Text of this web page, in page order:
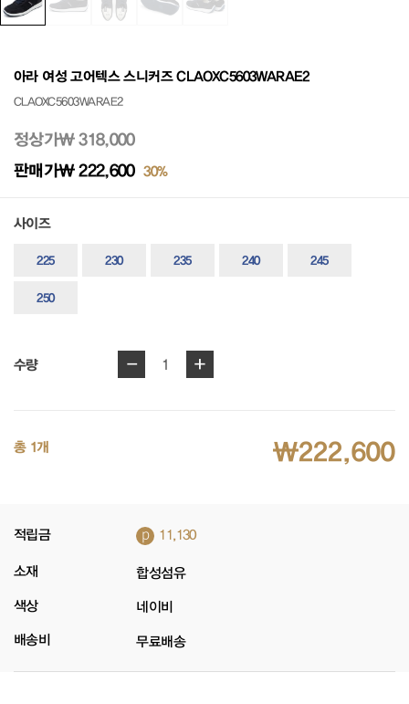
아라 여성 고어텍스 스니커즈 CLAOXC5603WARAE2
CLAOXC5603WARAE2
정상가₩ 318,000
판매가₩ 222,600 30%
사이즈
225 230 235 240 245
250
수량 - 1 +
총 1개 ₩222,600
적립금 p 11,130
소재 합성섬유
색상 네이비
배송비 무료배송